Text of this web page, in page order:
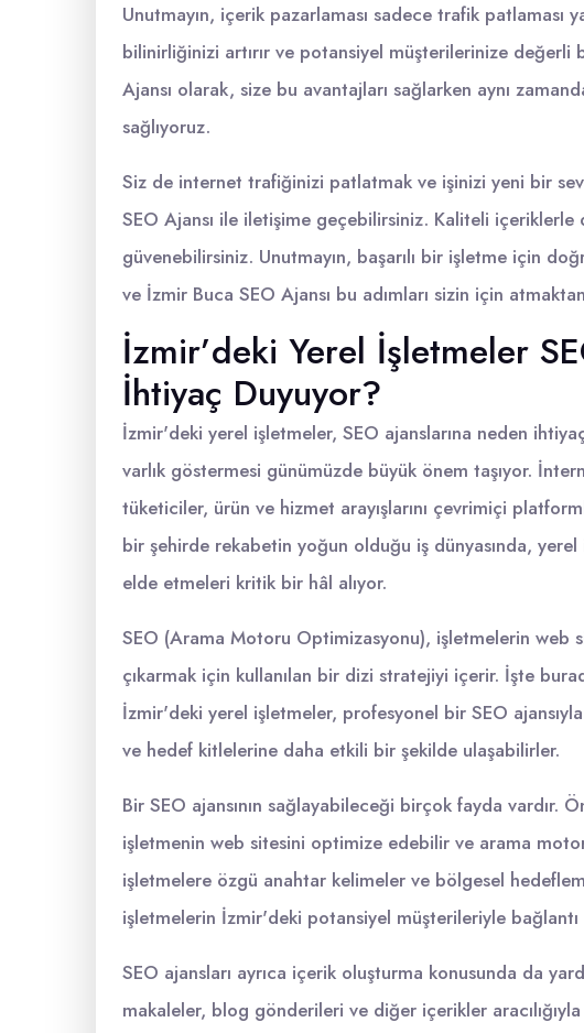
Unutmayın, içerik pazarlaması sadece trafik patlaması
bilinirliğinizi artırır ve potansiyel müşterilerinize değerli
Ajansı olarak, size bu avantajları sağlarken aynı
sağlıyoruz.
Siz de internet trafiğinizi patlatmak ve işinizi yeni bir
SEO Ajansı ile iletişime geçebilirsiniz. Kaliteli
güvenebilirsiniz. Unutmayın, başarılı bir işletme için
ve İzmir Buca SEO Ajansı bu adımları sizin için
İzmir’deki Yerel İşletmeler
İhtiyaç Duyuyor?
İzmir'deki yerel işletmeler, SEO ajanslarına neden
varlık göstermesi günümüzde büyük önem taşıyor.
tüketiciler, ürün ve hizmet arayışlarını çevrimiçi
bir şehirde rekabetin yoğun olduğu iş dünyasında,
elde etmeleri kritik bir hâl alıyor.
SEO (Arama Motoru Optimizasyonu), işletmelerin web
çıkarmak için kullanılan bir dizi stratejiyi içerir. İşte
İzmir'deki yerel işletmeler, profesyonel bir SEO
ve hedef kitlelerine daha etkili bir şekilde ulaşabilirler.
Bir SEO ajansının sağlayabileceği birçok fayda vardır.
işletmenin web sitesini optimize edebilir ve arama
işletmelere özgü anahtar kelimeler ve bölgesel
işletmelerin İzmir'deki potansiyel müşterileriyle bağlantı
SEO ajansları ayrıca içerik oluşturma konusunda da
makaleler, blog gönderileri ve diğer içerikler